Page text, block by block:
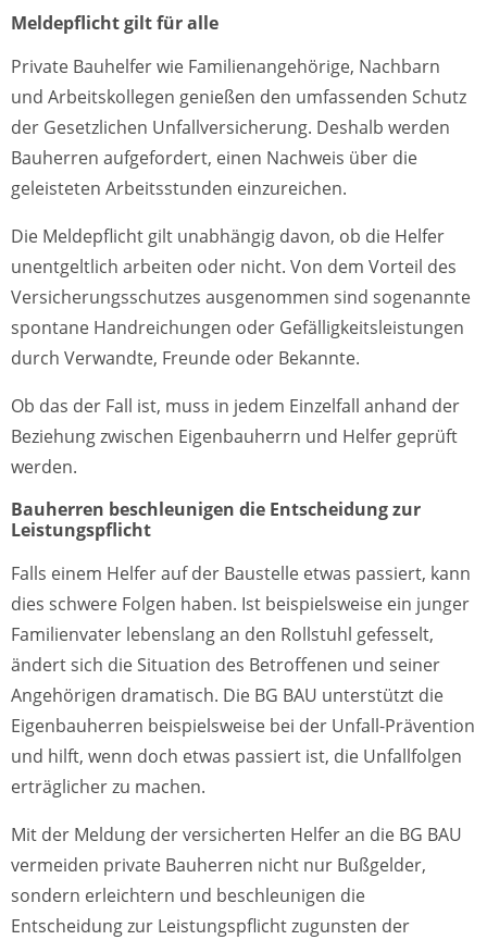
Meldepflicht gilt für alle
Private Bauhelfer wie Familienangehörige, Nachbarn
und Arbeitskollegen genießen den umfassenden Schutz
der Gesetzlichen Unfallversicherung. Deshalb werden
Bauherren aufgefordert, einen Nachweis über die
geleisteten Arbeitsstunden einzureichen.
Die Meldepflicht gilt unabhängig davon, ob die Helfer
unentgeltlich arbeiten oder nicht. Von dem Vorteil des
Versicherungsschutzes ausgenommen sind sogenannte
spontane Handreichungen oder Gefälligkeitsleistungen
durch Verwandte, Freunde oder Bekannte.
Ob das der Fall ist, muss in jedem Einzelfall anhand der
Beziehung zwischen Eigenbauherrn und Helfer geprüft
werden.
Bauherren beschleunigen die Entscheidung zur
Leistungspflicht
Falls einem Helfer auf der Baustelle etwas passiert, kann
dies schwere Folgen haben. Ist beispielsweise ein junger
Familienvater lebenslang an den Rollstuhl gefesselt,
ändert sich die Situation des Betroffenen und seiner
Angehörigen dramatisch. Die BG BAU unterstützt die
Eigenbauherren beispielsweise bei der Unfall-Prävention
und hilft, wenn doch etwas passiert ist, die Unfallfolgen
erträglicher zu machen.
Mit der Meldung der versicherten Helfer an die BG BAU
vermeiden private Bauherren nicht nur Bußgelder,
sondern erleichtern und beschleunigen die
Entscheidung zur Leistungspflicht zugunsten der